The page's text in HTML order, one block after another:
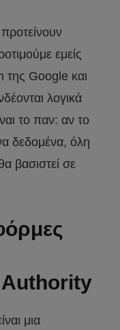
εμείς
Google και
λογικά
το παν: αν το
δεδομένα, όλη
βασιστεί σε
μια